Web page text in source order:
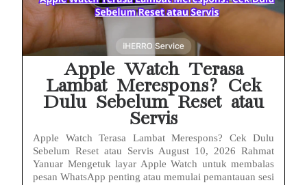
Apple Watch Terasa
Lambat Merespons? Cek
Dulu Sebelum Reset atau
Servis
Apple Watch Terasa Lambat Merespons? Cek Dulu
Sebelum Reset atau Servis August 10, 2026 Rahmat
Yanuar Mengetuk layar Apple Watch untuk membalas
pesan WhatsApp penting atau memulai pemantauan sesi